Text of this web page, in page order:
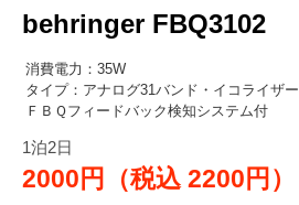
behringer FBQ3102
消費電力：35W
タイプ：アナログ31バンド・イコライザー
ＦＢＱフィードバック検知システム付
1泊2日
2000円（税込 2200円）